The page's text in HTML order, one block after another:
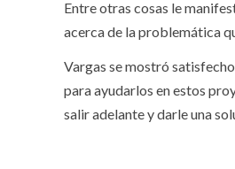
Entre otras cosas le
acerca de la problemática
Vargas se mostró
para ayudarlos en estos
salir adelante y darle una